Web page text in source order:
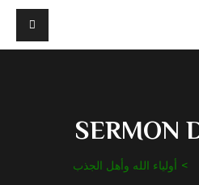
SERMON
أولياء الله وأهل الجذب